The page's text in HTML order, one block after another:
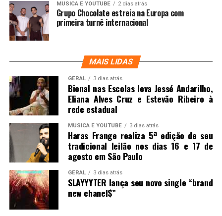
MUSICA E YOUTUBE 2 dias atrás
Grupo Chocolate estreia na Europa com
primeira turnê internacional
MAIS LIDAS
GERAL 3 dias atrás
Bienal nas Escolas leva Jessé Andarilho,
Eliana Alves Cruz e Estevão Ribeiro à
rede estadual
MUSICA E YOUTUBE 3 dias atrás
Haras Frange realiza 5ª edição de seu
tradicional leilão nos dias 16 e 17 de
agosto em São Paulo
GERAL 3 dias atrás
SLAYYYTER lança seu novo single “brand
new chanel$”